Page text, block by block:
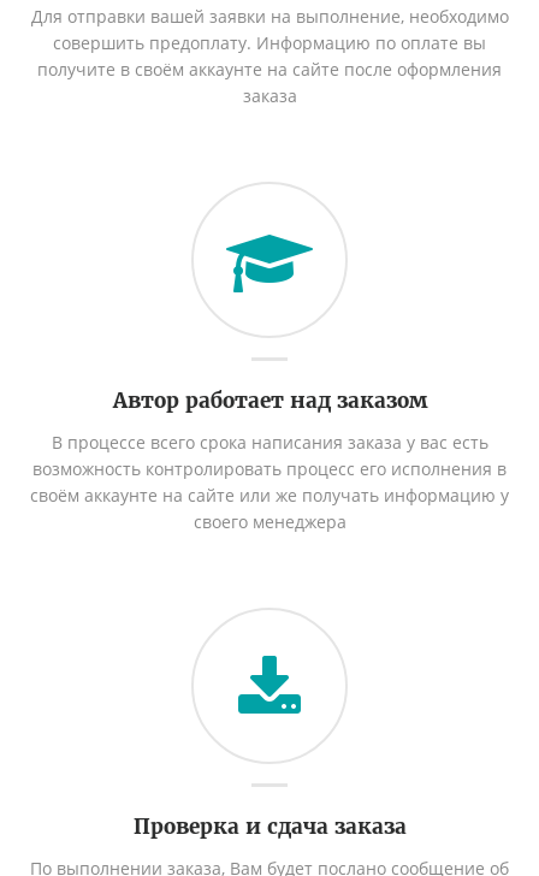
Для отправки вашей заявки на выполнение, необходимо
совершить предоплату. Информацию по оплате вы
получите в своём аккаунте на сайте после оформления
заказа
Автор работает над заказом
В процессе всего срока написания заказа у вас есть
возможность контролировать процесс его исполнения в
своём аккаунте на сайте или же получать информацию у
своего менеджера
Проверка и сдача заказа
По выполнении заказа, Вам будет послано сообщение об